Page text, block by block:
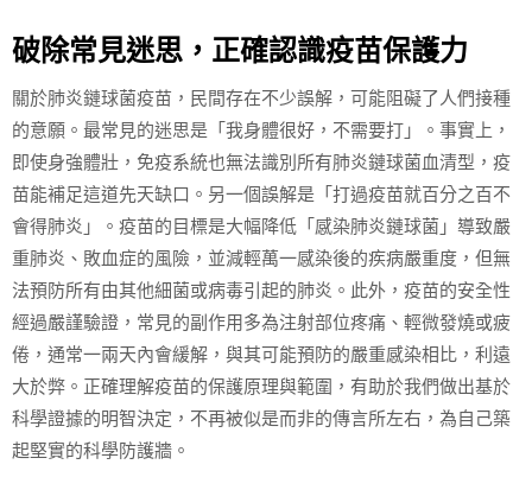
破除常見迷思，正確認識疫苗保護力
關於肺炎鏈球菌疫苗，民間存在不少誤解，可能阻礙了人們接種
的意願。最常見的迷思是「我身體很好，不需要打」。事實上，
即使身強體壯，免疫系統也無法識別所有肺炎鏈球菌血清型，疫
苗能補足這道先天缺口。另一個誤解是「打過疫苗就百分之百不
會得肺炎」。疫苗的目標是大幅降低「感染肺炎鏈球菌」導致嚴
重肺炎、敗血症的風險，並減輕萬一感染後的疾病嚴重度，但無
法預防所有由其他細菌或病毒引起的肺炎。此外，疫苗的安全性
經過嚴謹驗證，常見的副作用多為注射部位疼痛、輕微發燒或疲
倦，通常一兩天內會緩解，與其可能預防的嚴重感染相比，利遠
大於弊。正確理解疫苗的保護原理與範圍，有助於我們做出基於
科學證據的明智決定，不再被似是而非的傳言所左右，為自己築
起堅實的科學防護牆。